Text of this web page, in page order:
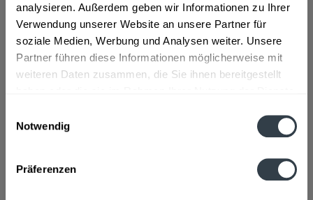
analysieren. Außerdem geben wir Informationen zu Ihrer
Verwendung unserer Website an unsere Partner für
soziale Medien, Werbung und Analysen weiter. Unsere
Partner führen diese Informationen möglicherweise mit
weiteren Daten zusammen, die Sie ihnen bereitgestellt
Notwendig
Präferenzen
In den Warenkorb
Artikel-Nr.:
13604
Verfügbar in:
"Eckes Edelkirschlikör 0,5l"
Geschmacksrichtung: